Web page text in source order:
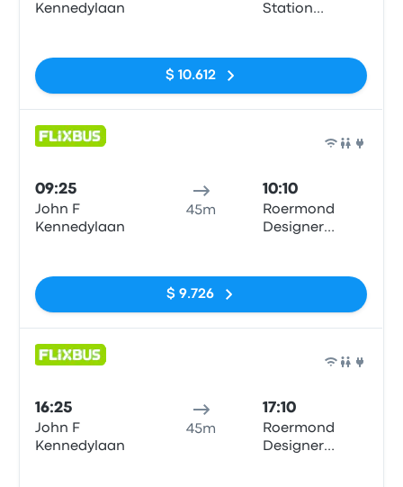
Kennedylaan
Station
$ 10.612
09:25
John F
Kennedylaan
45m
10:10
Roermond
Designer
$ 9.726
16:25
John F
Kennedylaan
45m
17:10
Roermond
Designer